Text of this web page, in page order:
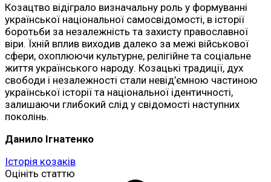
Козацтво відіграло визначальну роль у формуванні
української національної самосвідомості, в історії
боротьби за незалежність та захисту православної
віри. Їхній вплив виходив далеко за межі військової
сфери, охоплюючи культурне, релігійне та соціальне
життя українського народу. Козацькі традиції, дух
свободи і незалежності стали невід’ємною частиною
української історії та національної ідентичності,
залишаючи глибокий слід у свідомості наступних
поколінь.
Данило Ігнатенко
Історія козаків
Оцініть статтю